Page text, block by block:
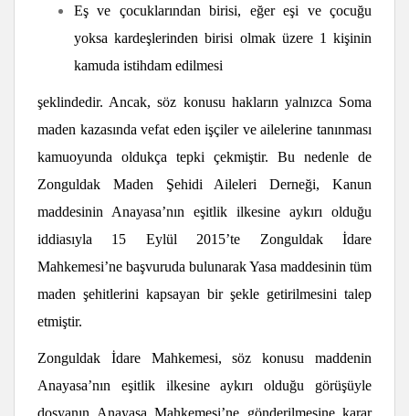
Eş ve çocuklarından birisi, eğer eşi ve çocuğu
yoksa kardeşlerinden birisi olmak üzere 1 kişinin
kamuda istihdam edilmesi
şeklindedir. Ancak, söz konusu hakların yalnızca Soma
maden kazasında vefat eden işçiler ve ailelerine tanınması
kamuoyunda oldukça tepki çekmiştir. Bu nedenle de
Zonguldak Maden Şehidi Aileleri Derneği, Kanun
maddesinin Anayasa’nın eşitlik ilkesine aykırı olduğu
iddiasıyla 15 Eylül 2015’te Zonguldak İdare
Mahkemesi’ne başvuruda bulunarak Yasa maddesinin tüm
maden şehitlerini kapsayan bir şekle getirilmesini talep
etmiştir.
Zonguldak İdare Mahkemesi, söz konusu maddenin
Anayasa’nın eşitlik ilkesine aykırı olduğu görüşüyle
dosyanın Anayasa Mahkemesi’ne gönderilmesine karar